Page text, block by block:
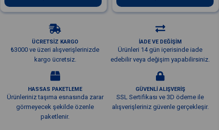
ÜCRETSİZ KARGO
₺3000 ve üzeri alışverişlerinizde
kargo ücretsiz.
İADE VE DEĞİŞİM
Ürünleri 14 gün içerisinde iade
edebilir veya değişim yapabilirsiniz.
HASSAS PAKETLEME
Ürünleriniz taşıma esnasında zarar
görmeyecek şekilde özenle
paketlenir.
GÜVENLİ ALIŞVERİŞ
SSL Sertifikası ve 3D ödeme ile
alışverişleriniz güvenle gerçekleşir.